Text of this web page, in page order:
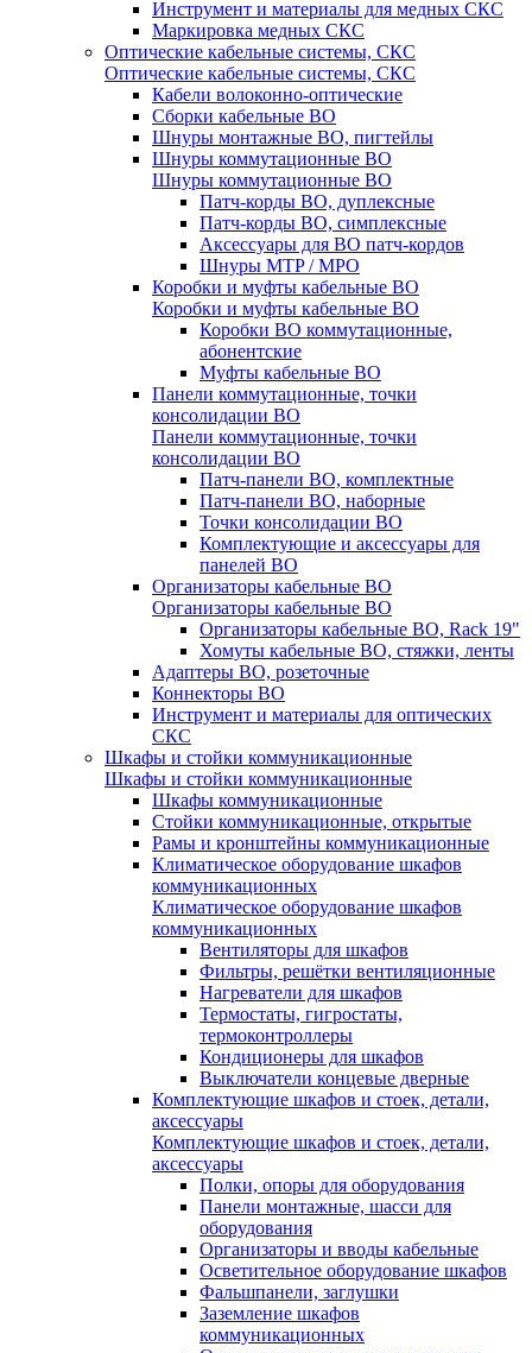
Инструмент и материалы для медных СКС
Маркировка медных СКС
Оптические кабельные системы, СКС
Оптические кабельные системы, СКС
Кабели волоконно-оптические
Сборки кабельные ВО
Шнуры монтажные ВО, пигтейлы
Шнуры коммутационные ВО
Шнуры коммутационные ВО
Патч-корды ВО, дуплексные
Патч-корды ВО, симплексные
Аксессуары для ВО патч-кордов
Шнуры MTP / MPO
Коробки и муфты кабельные ВО
Коробки и муфты кабельные ВО
Коробки ВО коммутационные,
абонентские
Муфты кабельные ВО
Панели коммутационные, точки
консолидации ВО
Панели коммутационные, точки
консолидации ВО
Патч-панели ВО, комплектные
Патч-панели ВО, наборные
Точки консолидации ВО
Комплектующие и аксессуары для
панелей ВО
Организаторы кабельные ВО
Организаторы кабельные ВО
Организаторы кабельные ВО, Rack 19"
Хомуты кабельные ВО, стяжки, ленты
Адаптеры ВО, розеточные
Коннекторы ВО
Инструмент и материалы для оптических
СКС
Шкафы и стойки коммуникационные
Шкафы и стойки коммуникационные
Шкафы коммуникационные
Стойки коммуникационные, открытые
Рамы и кронштейны коммуникационные
Климатическое оборудование шкафов
коммуникационных
Климатическое оборудование шкафов
коммуникационных
Вентиляторы для шкафов
Фильтры, решётки вентиляционные
Нагреватели для шкафов
Термостаты, гигростаты,
термоконтроллеры
Кондиционеры для шкафов
Выключатели концевые дверные
Комплектующие шкафов и стоек, детали,
аксессуары
Комплектующие шкафов и стоек, детали,
аксессуары
Полки, опоры для оборудования
Панели монтажные, шасси для
оборудования
Организаторы и вводы кабельные
Осветительное оборудование шкафов
Фальшпанели, заглушки
Заземление шкафов
коммуникационных